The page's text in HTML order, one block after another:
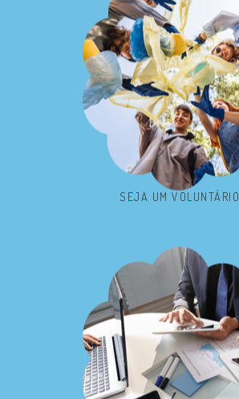
SEJA UM VOLUNTÁRIO